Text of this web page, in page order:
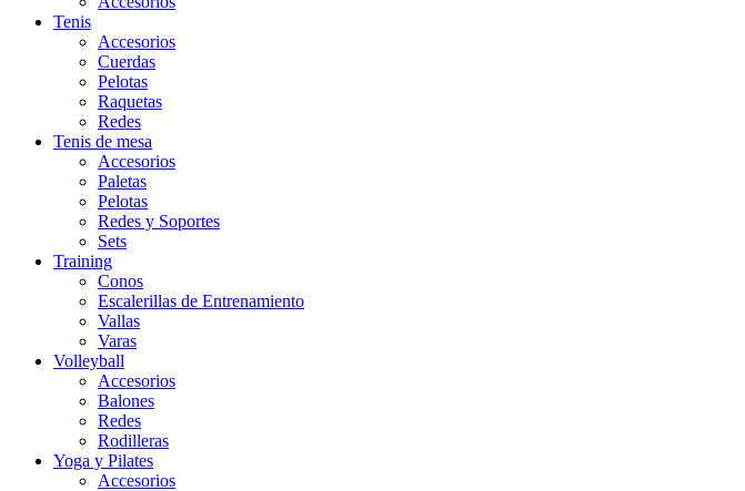
Tenis
Accesorios
Cuerdas
Pelotas
Raquetas
Redes
Tenis de mesa
Accesorios
Paletas
Pelotas
Redes y Soportes
Sets
Training
Conos
Escalerillas de Entrenamiento
Vallas
Varas
Volleyball
Accesorios
Balones
Redes
Rodilleras
Yoga y Pilates
Accesorios